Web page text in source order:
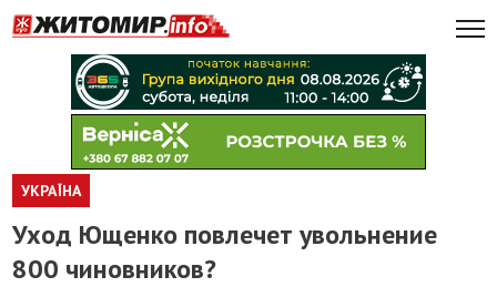
УКРАЇНА
Уход Ющенко повлечет увольнение
800 чиновников?